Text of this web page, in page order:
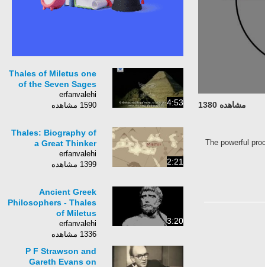
مشاهده 1380
The powerful
4:53
Thales of Miletus one
of the Seven Sages
erfanvalehi
1590 مشاهده
2:21
Thales: Biography of
a Great Thinker
erfanvalehi
1399 مشاهده
3:20
Ancient Greek
Philosophers - Thales
of Miletus
erfanvalehi
1336 مشاهده
P F Strawson and
Gareth Evans on